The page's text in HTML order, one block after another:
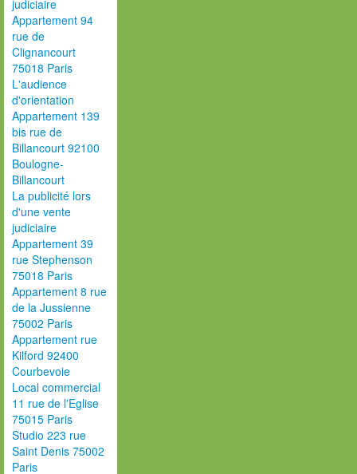
judiciaire
Appartement 94
rue de
Clignancourt
75018 Paris
L'audience
d'orientation
Appartement 139
bis rue de
Billancourt 92100
Boulogne-
Billancourt
La publicité lors
d'une vente
judiciaire
Appartement 39
rue Stephenson
75018 Paris
Appartement 8 rue
de la Jussienne
75002 Paris
Appartement rue
Kilford 92400
Courbevoie
Local commercial
11 rue de l'Eglise
75015 Paris
Studio 223 rue
Saint Denis 75002
Paris